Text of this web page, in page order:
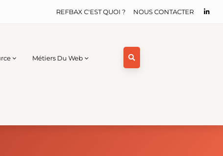
NOUS CONTACTER
REFBAX C'EST QUOI ?
Métiers Du Web